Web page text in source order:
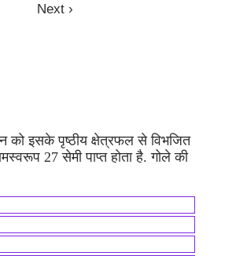
इसके पृष्ठीय क्षेत्रफल से विभजित
27 सेमी पाप्त होता है. गोले की